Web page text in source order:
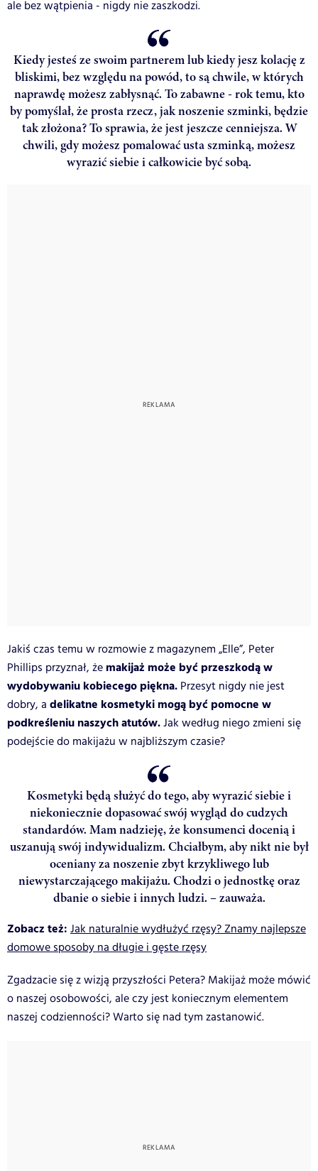
ale bez wątpienia - nigdy nie zaszkodzi.
Kiedy jesteś ze swoim partnerem lub kiedy jesz kolację z
bliskimi, bez względu na powód, to są chwile, w których
naprawdę możesz zabłysnąć. To zabawne - rok temu, kto
by pomyślał, że prosta rzecz, jak noszenie szminki, będzie
tak złożona? To sprawia, że jest jeszcze cenniejsza. W
chwili, gdy możesz pomalować usta szminką, możesz
wyrazić siebie i całkowicie być sobą.
Jakiś czas temu w rozmowie z magazynem „Elle”, Peter
Phillips przyznał, że makijaż może być przeszkodą w
wydobywaniu kobiecego piękna. Przesyt nigdy nie jest
dobry, a delikatne kosmetyki mogą być pomocne w
podkreśleniu naszych atutów.Jak według niego zmieni się
podejście do makijażu w najbliższym czasie?
Kosmetyki będą służyć do tego, aby wyrazić siebie i
niekoniecznie dopasować swój wygląd do cudzych
standardów. Mam nadzieję, że konsumenci docenią i
uszanują swój indywidualizm. Chciałbym, aby nikt nie był
oceniany za noszenie zbyt krzykliwego lub
niewystarczającego makijażu. Chodzi o jednostkę oraz
dbanie o siebie i innych ludzi. – zauważa.
Zobacz też: Jak naturalnie wydłużyć rzęsy? Znamy najlepsze
domowe sposoby na długie i gęste rzęsy
Zgadzacie się z wizją przyszłości Petera? Makijaż może mówić
o naszej osobowości, ale czy jest koniecznym elementem
naszej codzienności? Warto się nad tym zastanowić.